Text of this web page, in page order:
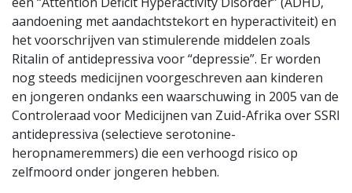
aandoening met aandachtstekort en hyperactiviteit) en
het voorschrijven van stimulerende middelen zoals
Ritalin of antidepressiva voor “depressie”. Er worden
nog steeds medicijnen voorgeschreven aan kinderen
en jongeren ondanks een waarschuwing in 2005 van de
Controleraad voor Medicijnen van Zuid-Afrika over SSRI
antidepressiva (selectieve serotonine-
heropnameremmers) die een verhoogd risico op
zelfmoord onder jongeren hebben.